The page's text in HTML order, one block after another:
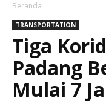
Beranda
TRANSPORTATION
Tiga
Padang
Mulai 7